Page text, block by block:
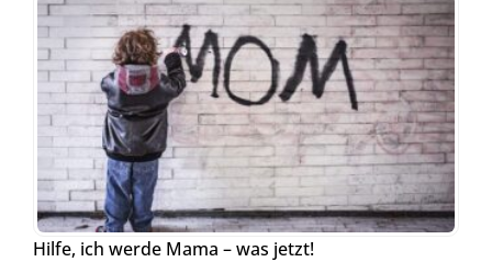
Hilfe, ich werde Mama – was jetzt!